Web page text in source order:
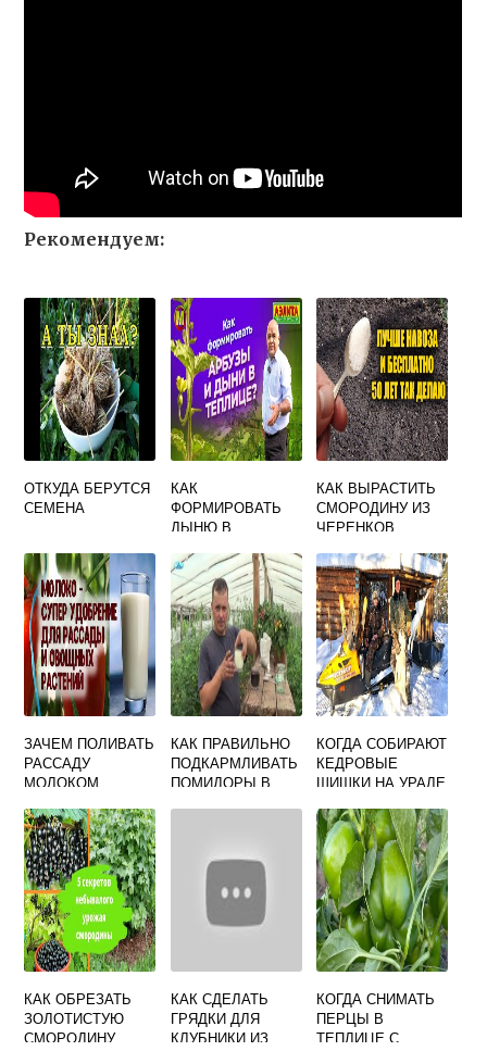
Рекомендуем:
ОТКУДА БЕРУТСЯ
СЕМЕНА
КАК
ФОРМИРОВАТЬ
ДЫНЮ В
КАК ВЫРАСТИТЬ
СМОРОДИНУ ИЗ
ЧЕРЕНКОВ
ЗАЧЕМ ПОЛИВАТЬ
РАССАДУ
МОЛОКОМ
КАК ПРАВИЛЬНО
ПОДКАРМЛИВАТЬ
ПОМИДОРЫ В
КОГДА СОБИРАЮТ
КЕДРОВЫЕ
ШИШКИ НА УРАЛЕ
КАК ОБРЕЗАТЬ
ЗОЛОТИСТУЮ
СМОРОДИНУ
КАК СДЕЛАТЬ
ГРЯДКИ ДЛЯ
КЛУБНИКИ ИЗ
КОГДА СНИМАТЬ
ПЕРЦЫ В
ТЕПЛИЦЕ С